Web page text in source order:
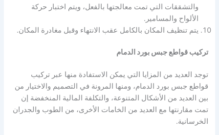
والتشققات التي تمت معالجتها بالفعل، ويتم اختبار حركة
الألواح والمسامير.
يتم تنظيف المكان بالكامل عقب الانتهاء وقبل مغادرة المكان.
تركيب قواطع جبس بورد الدمام
توجد العديد من المزايا التي يمكن الاستفادة منها عبر تركيب
قواطع جبس بورد الدمام، ومنها المرونة في التصميم والاختيار من
بين العديد من الأشكال المتنوعة، والتكلفة المالية المنخفضة إن
تمت مقارنتها مع العديد من الخامات الأخرى، من الطوب والجدران
الخرسانية.